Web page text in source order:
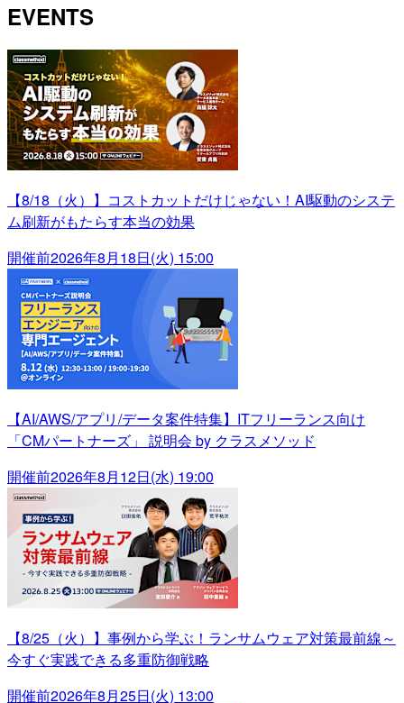
EVENTS
【8/18（火）】コストカットだけじゃない！AI駆動のシステ
ム刷新がもたらす本当の効果
開催前2026年8月18日(火) 15:00
【AI/AWS/アプリ/データ案件特集】ITフリーランス向け
「CMパートナーズ」 説明会 by クラスメソッド
開催前2026年8月12日(水) 19:00
【8/25（火）】事例から学ぶ！ランサムウェア対策最前線～
今すぐ実践できる多重防御戦略
開催前2026年8月25日(火) 13:00